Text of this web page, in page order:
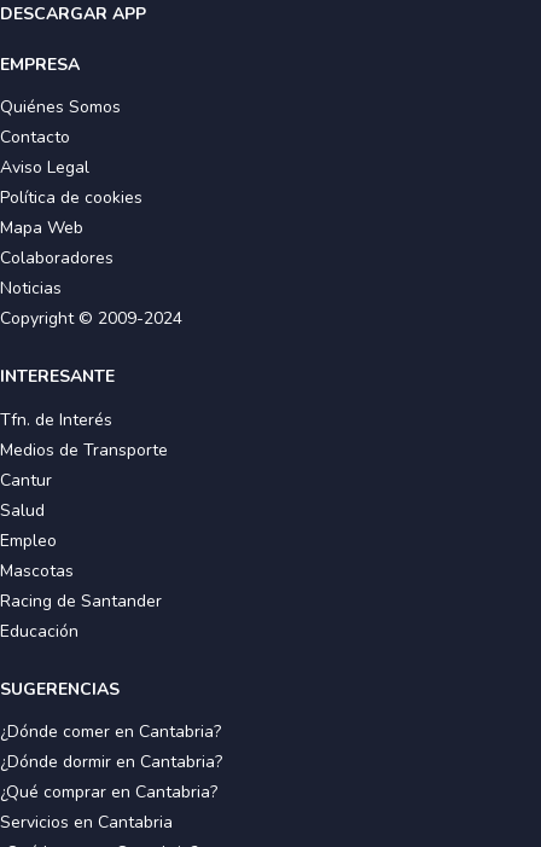
DESCARGAR APP
EMPRESA
Quiénes Somos
Contacto
Aviso Legal
Política de cookies
Mapa Web
Colaboradores
Noticias
Copyright © 2009-2024
INTERESANTE
Tfn. de Interés
Medios de Transporte
Cantur
Salud
Empleo
Mascotas
Racing de Santander
Educación
SUGERENCIAS
¿Dónde comer en Cantabria?
¿Dónde dormir en Cantabria?
¿Qué comprar en Cantabria?
Servicios en Cantabria